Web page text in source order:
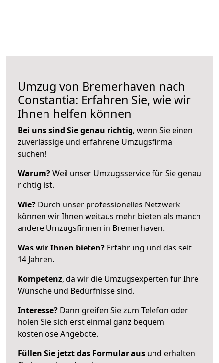
Umzug von Bremerhaven nach
Constantia: Erfahren Sie, wie wir
Ihnen helfen können
Bei uns sind Sie genau richtig, wenn Sie einen
zuverlässige und erfahrene Umzugsfirma
suchen!
Warum?Weil unser Umzugsservice für Sie genau
richtig ist.
Wie? Durch unser professionelles Netzwerk
können wir Ihnen weitaus mehr bieten als manch
andere Umzugsfirmen in Bremerhaven.
Was wir Ihnen bieten? Erfahrung und das seit
14 Jahren.
Kompetenz, da wir die Umzugsexperten für Ihre
Wünsche und Bedürfnisse sind.
Interesse? Dann greifen Sie zum Telefon oder
holen Sie sich erst einmal ganz bequem
kostenlose Angebote.
Füllen Sie jetzt das Formular aus und erhalten